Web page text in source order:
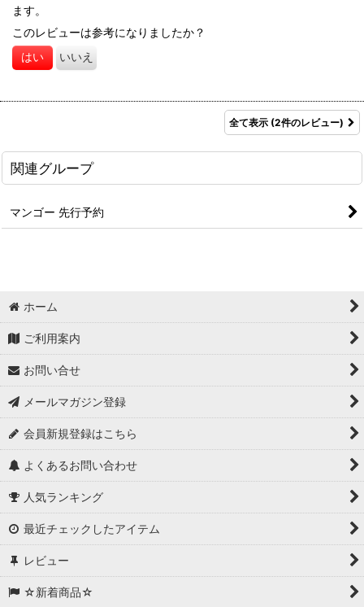
事と、
収穫後に追熟が必要でちょっと手間がかかりますが、味が良いの
で個人的にはおすすめできるマンゴウです
ます。
このレビューは参考になりましたか？
はい いいえ
全て表示 (2件のレビュー)
関連グループ
マンゴー 先行予約
ホーム
ご利用案内
お問い合せ
メールマガジン登録
会員新規登録はこちら
よくあるお問い合わせ
人気ランキング
最近チェックしたアイテム
レビュー
☆新着商品☆